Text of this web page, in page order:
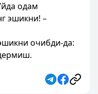
одам
эшикни! –
очибди-да: